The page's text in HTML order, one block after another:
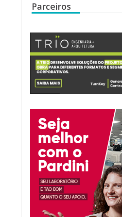
Parceiros